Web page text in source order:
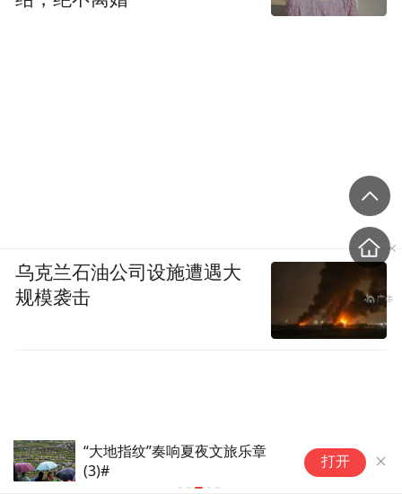
严阵以待、全力备战！上海市委
书记检查调度台风“白海豚”防御
打开
乌克兰石油公司设施遭遇大
规模袭击